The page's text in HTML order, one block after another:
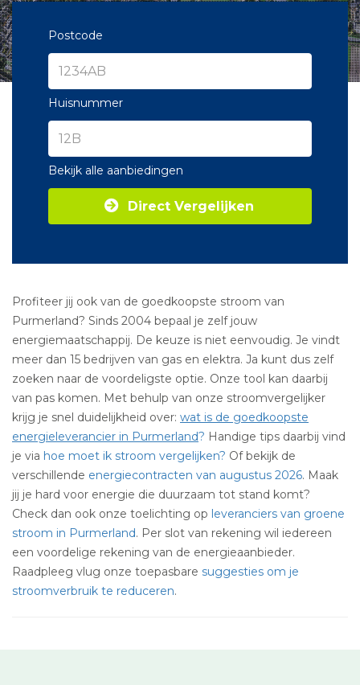
Postcode
Huisnummer
Bekijk alle aanbiedingen
Direct Vergelijken
Profiteer jij ook van de goedkoopste stroom van
Purmerland? Sinds 2004 bepaal je zelf jouw
energiemaatschappij. De keuze is niet eenvoudig. Je vindt
meer dan 15 bedrijven van gas en elektra. Ja kunt dus zelf
zoeken naar de voordeligste optie. Onze tool kan daarbij
van pas komen. Met behulp van onze stroomvergelijker
krijg je snel duidelijkheid over: wat is de goedkoopste
energieleverancier in Purmerland? Handige tips daarbij vind
je via hoe moet ik stroom vergelijken? Of bekijk de
verschillende energiecontracten van augustus 2026. Maak
jij je hard voor energie die duurzaam tot stand komt?
Check dan ook onze toelichting op leveranciers van groene
stroom in Purmerland. Per slot van rekening wil iedereen
een voordelige rekening van de energieaanbieder.
Raadpleeg vlug onze toepasbare suggesties om je
stroomverbruik te reduceren.